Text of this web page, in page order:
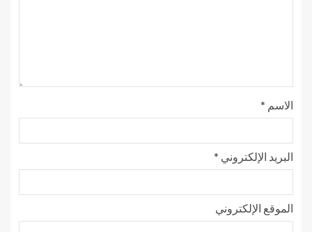
الاسم *
البريد الإلكتروني *
الموقع الإلكتروني